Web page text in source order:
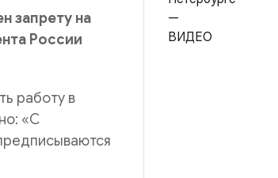
запрету на
России
работу в
«С